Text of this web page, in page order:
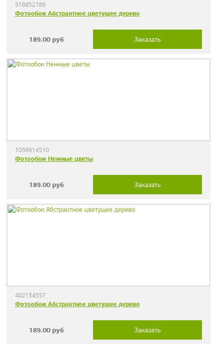
518852789
Фотообои Абстрактное цветущее дерево
189.00 руб Заказать
1059914510
Фотообои Нежные цветы
189.00 руб Заказать
402134557
Фотообои Абстрактное цветущее дерево
189.00 руб Заказать